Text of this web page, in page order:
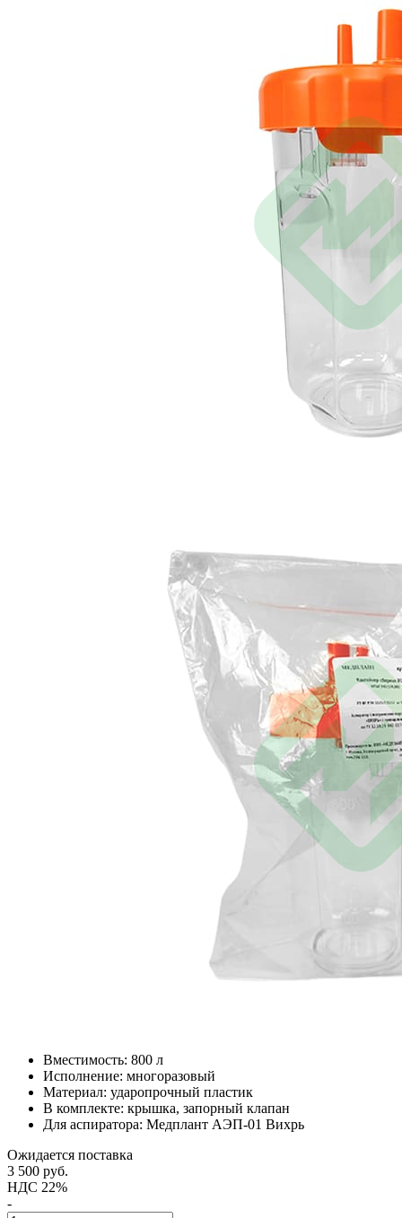
Вместимость: 800 л
Исполнение: многоразовый
Материал: ударопрочный пластик
В комплекте: крышка, запорный клапан
Для аспиратора: Медплант АЭП-01 Вихрь
Ожидается поставка
3 500 руб.
НДС 22%
-